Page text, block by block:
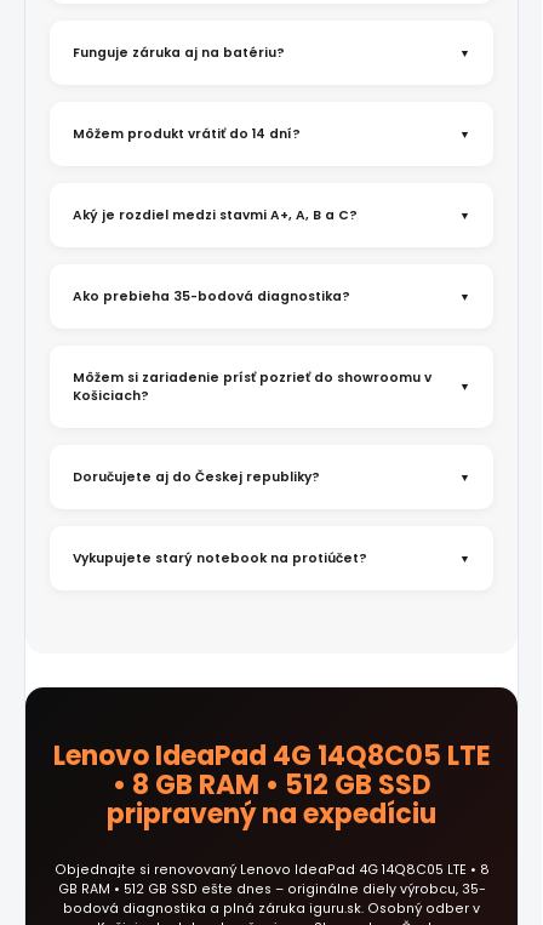
Funguje záruka aj na batériu?
Môžem produkt vrátiť do 14 dní?
Aký je rozdiel medzi stavmi A+, A, B a C?
Ako prebieha 35-bodová diagnostika?
Môžem si zariadenie prísť pozrieť do showroomu v
Košiciach?
Doručujete aj do Českej republiky?
Vykupujete starý notebook na protiúčet?
Lenovo IdeaPad 4G 14Q8C05 LTE
• 8 GB RAM • 512 GB SSD
pripravený na expedíciu
Objednajte si renovovaný Lenovo IdeaPad 4G 14Q8C05 LTE • 8
GB RAM • 512 GB SSD ešte dnes – originálne diely výrobcu, 35-
bodová diagnostika a plná záruka iguru.sk. Osobný odber v